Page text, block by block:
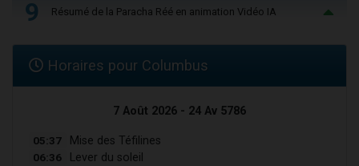
9 Résumé de la Paracha Réé en animation Vidéo IA
Horaires pour Columbus
7 Août 2026 - 24 Av 5786
05:37 Mise des Téfilines
06:36 Lever du soleil